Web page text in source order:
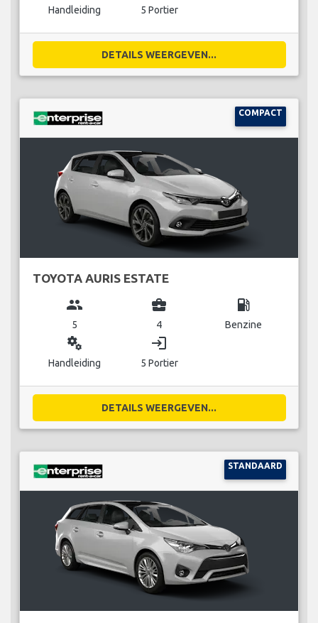
Handleiding 5 Portier
DETAILS WEERGEVEN...
COMPACT
TOYOTA AURIS ESTATE
group
5
business_center
4
local_gas_station
Benzine
miscellaneous_services
Handleiding
login
5 Portier
DETAILS WEERGEVEN...
STANDAARD